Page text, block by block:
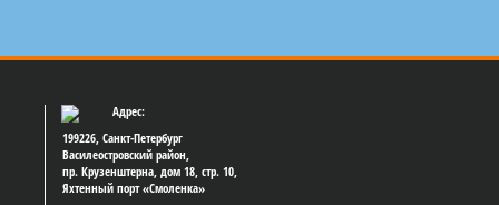
Адрес:
199226, Санкт-Петербург
Василеостровский район,
пр. Крузенштерна, дом 18, стр. 10,
Яхтенный порт «Смоленка»